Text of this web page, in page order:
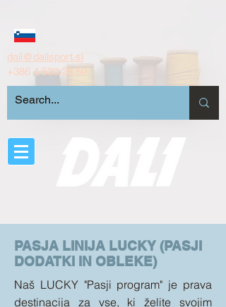
dali@dalisport.si
+386 4 530 28 50
PASJA LINIJA LUCKY (PASJI
DODATKI IN OBLEKE)
Naš LUCKY "Pasji program" je prava
destinacija za vse, ki želite svojim